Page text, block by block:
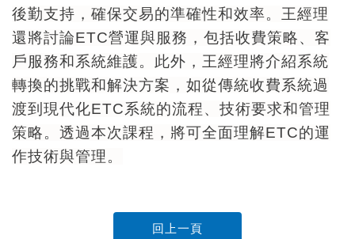
後勤支持，確保交易的準確性和效率。王經理
還將討論ETC營運與服務，包括收費策略、客
戶服務和系統維護。此外，王經理將介紹系統
轉換的挑戰和解決方案，如從傳統收費系統過
渡到現代化ETC系統的流程、技術要求和管理
策略。透過本次課程，將可全面理解ETC的運
作技術與管理。
回上一頁